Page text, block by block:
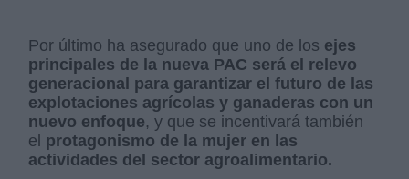
Por último ha asegurado que uno de los ejes
principales de la nueva PAC será el relevo
generacional para garantizar el futuro de las
explotaciones agrícolas y ganaderas con un
nuevo enfoque, y que se incentivará también
el protagonismo de la mujer en las
actividades del sector agroalimentario.